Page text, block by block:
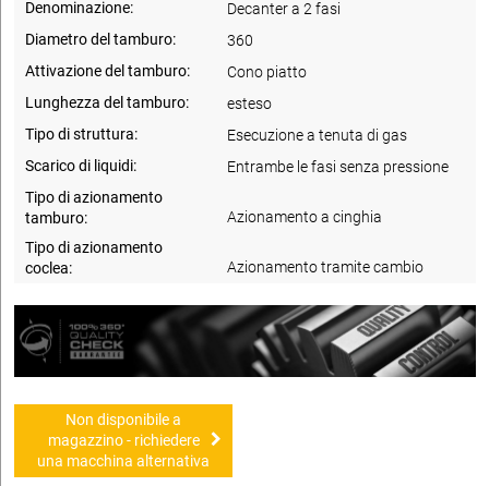
Denominazione:
Decanter a 2 fasi
Diametro del tamburo:
360
Attivazione del tamburo:
Cono piatto
Lunghezza del tamburo:
esteso
Tipo di struttura:
Esecuzione a tenuta di gas
Scarico di liquidi:
Entrambe le fasi senza pressione
Tipo di azionamento
tamburo:
Azionamento a cinghia
Tipo di azionamento
coclea:
Azionamento tramite cambio
Non disponibile a
magazzino - richiedere
una macchina alternativa